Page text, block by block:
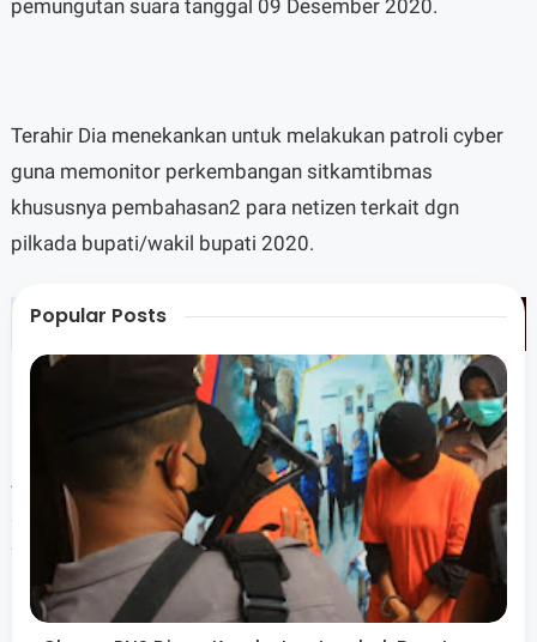
pemungutan suara tanggal 09 Desember 2020.
Terahir Dia menekankan untuk melakukan patroli cyber
guna memonitor perkembangan sitkamtibmas
khususnya pembahasan2 para netizen terkait dgn
pilkada bupati/wakil bupati 2020.
AKBP Kobul menyampaikan ucapan terimakasih kepada
semua pihak yang terlibat dalam pengamanan debat ke
2 Paslon Bupati dan Wakil Bupati Lombok Utara, sampai
berakhirnya acara debat publik tersebut situasi
Kamtibmas berjalan kondusif.
Popular Posts